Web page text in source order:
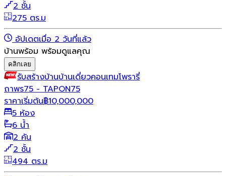
2 ชั้น
275 ตร.ม
อัปเดตเมื่อ 2 วันที่แล้ว
บ้านพร้อม พร้อมดูแลคุณ
คลิกเลย
รับสร้างบ้านบ้านเดี่ยวคอนเทมโพรารี่
ถาพร75 - TAPON75
ราคาเริ่มต้น฿10,000,000
5 ห้อง
6 น้ำ
2 คัน
2 ชั้น
494 ตร.ม